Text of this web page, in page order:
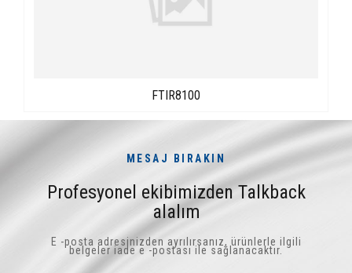
FTIR8100
MESAJ BIRAKIN
Profesyonel ekibimizden Talkback
alalım
E -posta adresinizden ayrılırsanız, ürünlerle ilgili
belgeler iade e -postası ile sağlanacaktır.